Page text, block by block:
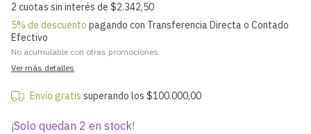
2 cuotas sin interés de $2.342,50
5% de descuento pagando con Transferencia Directa o Contado
Efectivo
No acumulable con otras promociones
Ver más detalles
Envío gratis superando los $100.000,00
¡Solo quedan 2 en stock!